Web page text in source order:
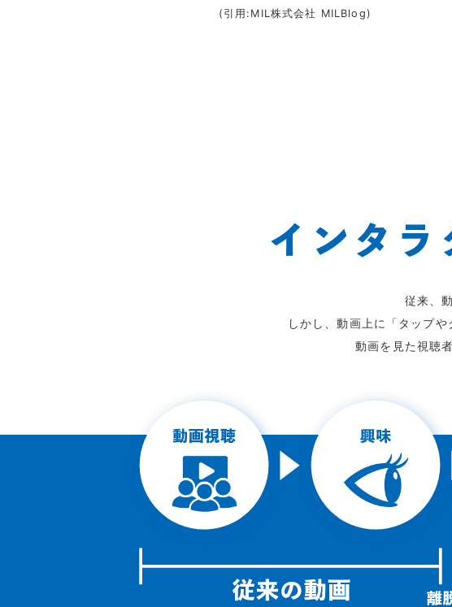
(引用:MIL株式会社 MILBlog)
イ ン タ ラ
従来、
しかし、動画上に「タップ
動画を見た視聴